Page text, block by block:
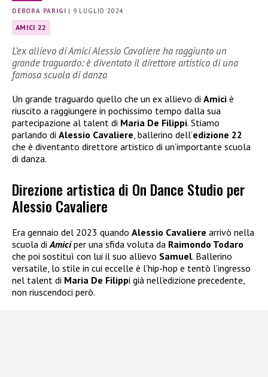
DEBORA PARIGI | 9 LUGLIO 2024
AMICI 22
L’ex allievo di Amici Alessio Cavaliere ha raggiunto un
grande traguardo: è diventato il direttore artistico di una
famosa scuola di danza
Un grande traguardo quello che un ex allievo di Amici è
riuscito a raggiungere in pochissimo tempo dalla sua
partecipazione al talent di Maria De Filippi. Stiamo
parlando di Alessio Cavaliere, ballerino dell’edizione 22
che è diventanto direttore artistico di un’importante scuola
di danza.
Direzione artistica di On Dance Studio per
Alessio Cavaliere
Era gennaio del 2023 quando Alessio Cavaliere arrivò nella
scuola di Amiciper una sfida voluta da Raimondo Todaro
che poi sostituì con lui il suo allievo Samuel. Ballerino
versatile, lo stile in cui eccelle è l’hip-hop e tentò l’ingresso
nel talent di Maria De Filippi già nell’edizione precedente,
non riuscendoci però.